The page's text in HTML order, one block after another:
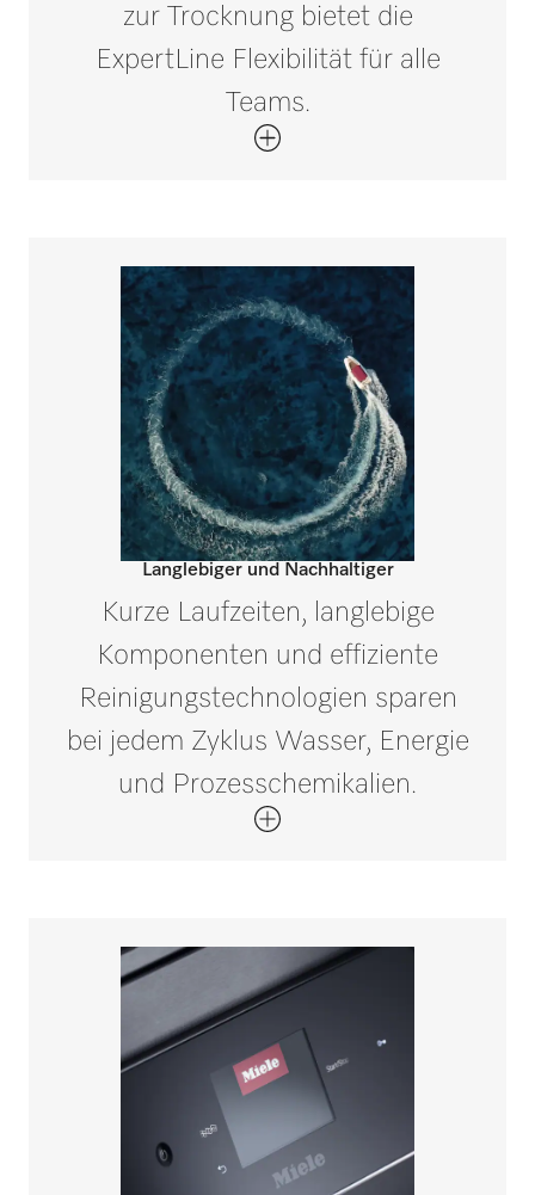
zur Trocknung bietet die
ExpertLine Flexibilität für alle
Teams.
Langlebiger und Nachhaltiger
Kurze Laufzeiten, langlebige
Komponenten und effiziente
Reinigungstechnologien sparen
bei jedem Zyklus Wasser, Energie
und Prozesschemikalien.